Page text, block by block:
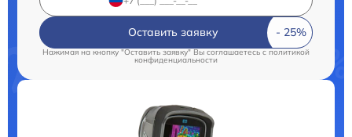
Оставить заявку
Нажимая на кнопку "Оставить заявку" Вы соглашаетесь c политикой
конфиденциальности